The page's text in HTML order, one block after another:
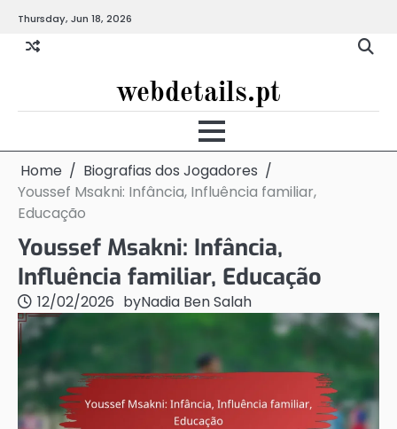
content
Thursday, Jun 18, 2026
webdetails.pt
Home
Biografias dos Jogadores
Youssef Msakni: Infância, Influência familiar,
Educação
Youssef Msakni: Infância,
Influência familiar, Educação
12/02/2026 byNadia Ben Salah